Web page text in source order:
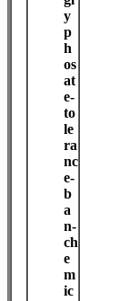
y
p
h
os
at
e-
to
le
ra
nc
e-
b
a
n-
ch
e
m
ic